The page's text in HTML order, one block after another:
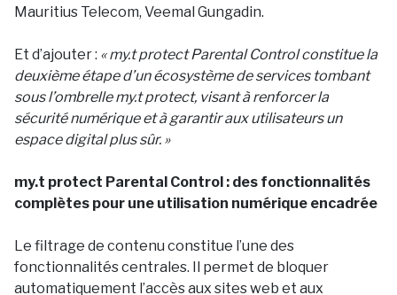
Mauritius Telecom, Veemal Gungadin.
Et d’ajouter : « my.t protect Parental Control constitue la
deuxième étape d’un écosystème de services tombant
sous l’ombrelle my.t protect, visant à renforcer la
sécurité numérique et à garantir aux utilisateurs un
espace digital plus sûr. »
my.t protect Parental Control : des fonctionnalités
complètes pour une utilisation numérique encadrée
Le filtrage de contenu constitue l’une des
fonctionnalités centrales. Il permet de bloquer
automatiquement l’accès aux sites web et aux